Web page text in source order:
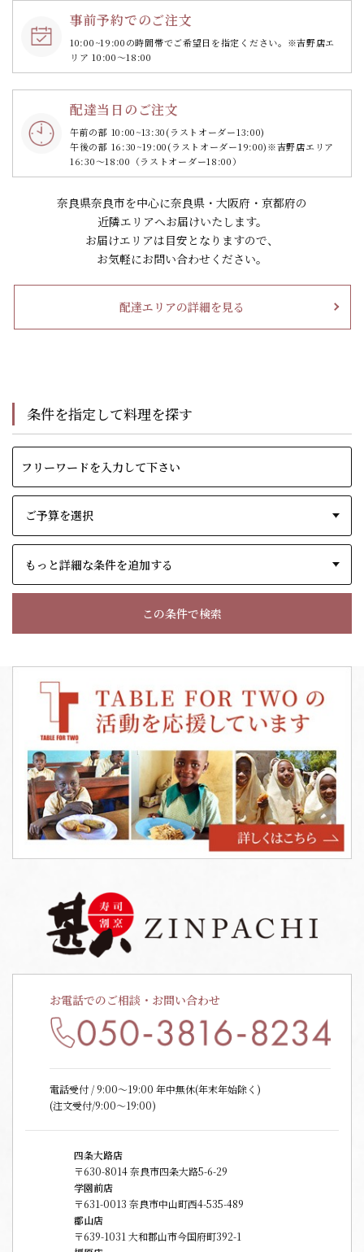
事前予約でのご注文
10:00~19:00の時間帯でご希望日を指定ください。 ※吉野店エ
リア 10:00～18:00
配達当日のご注文
午前の部 10:00~13:30(ラストオーダー13:00)
午後の部 16:30~19:00(ラストオーダー19:00)※吉野店エリア
16:30～18:00（ラストオーダー18:00）
奈良県奈良市を中心に奈良県・大阪府・京都府の
近隣エリアへお届けいたします。
お届けエリアは目安となりますので、
お気軽にお問い合わせください。
配達エリアの詳細を見る
条件を指定して料理を探す
もっと詳細な条件を追加する
この条件で検索
お電話でのご相談・お問い合わせ
電話受付 / 9:00〜19:00 年中無休(年末年始除く)
(注文受付/9:00～19:00)
四条大路店
〒630-8014 奈良市四条大路5-6-29
学園前店
〒631-0013 奈良市中山町西4-535-489
郡山店
〒639-1031 大和郡山市今国府町392-1